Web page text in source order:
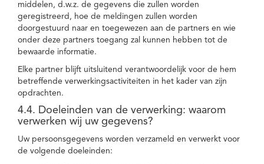
middelen, d.w.z. de gegevens die zullen worden
geregistreerd, hoe de meldingen zullen worden
doorgestuurd naar en toegewezen aan de partners en wie
onder deze partners toegang zal kunnen hebben tot de
bewaarde informatie.
Elke partner blijft uitsluitend verantwoordelijk voor de hem
betreffende verwerkingsactiviteiten in het kader van zijn
opdrachten.
4.4. Doeleinden van de verwerking: waarom
verwerken wij uw gegevens?
Uw persoonsgegevens worden verzameld en verwerkt voor
de volgende doeleinden: